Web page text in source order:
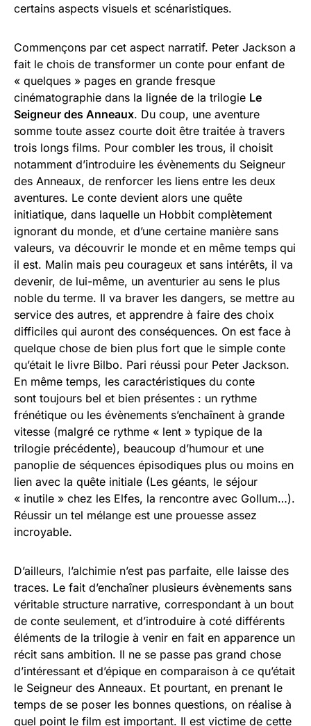
certains aspects visuels et scénaristiques.
Commençons par cet aspect narratif. Peter Jackson a
fait le chois de transformer un conte pour enfant de
« quelques » pages en grande fresque
cinématographie dans la lignée de la trilogie Le
Seigneur des Anneaux. Du coup, une aventure
somme toute assez courte doit être traitée à travers
trois longs films. Pour combler les trous, il choisit
notamment d’introduire les évènements du Seigneur
des Anneaux, de renforcer les liens entre les deux
aventures. Le conte devient alors une quête
initiatique, dans laquelle un Hobbit complètement
ignorant du monde, et d’une certaine manière sans
valeurs, va découvrir le monde et en même temps qui
il est. Malin mais peu courageux et sans intérêts, il va
devenir, de lui-même, un aventurier au sens le plus
noble du terme. Il va braver les dangers, se mettre au
service des autres, et apprendre à faire des choix
difficiles qui auront des conséquences. On est face à
quelque chose de bien plus fort que le simple conte
qu’était le livre Bilbo. Pari réussi pour Peter Jackson.
En même temps, les caractéristiques du conte
sont toujours bel et bien présentes : un rythme
frénétique ou les évènements s’enchaînent à grande
vitesse (malgré ce rythme « lent » typique de la
trilogie précédente), beaucoup d’humour et une
panoplie de séquences épisodiques plus ou moins en
lien avec la quête initiale (Les géants, le séjour
« inutile » chez les Elfes, la rencontre avec Gollum…).
Réussir un tel mélange est une prouesse assez
incroyable.
D’ailleurs, l’alchimie n’est pas parfaite, elle laisse des
traces. Le fait d’enchaîner plusieurs évènements sans
véritable structure narrative, correspondant à un bout
de conte seulement, et d’introduire à coté différents
éléments de la trilogie à venir en fait en apparence un
récit sans ambition. Il ne se passe pas grand chose
d’intéressant et d’épique en comparaison à ce qu’était
le Seigneur des Anneaux. Et pourtant, en prenant le
temps de se poser les bonnes questions, on réalise à
quel point le film est important. Il est victime de cette